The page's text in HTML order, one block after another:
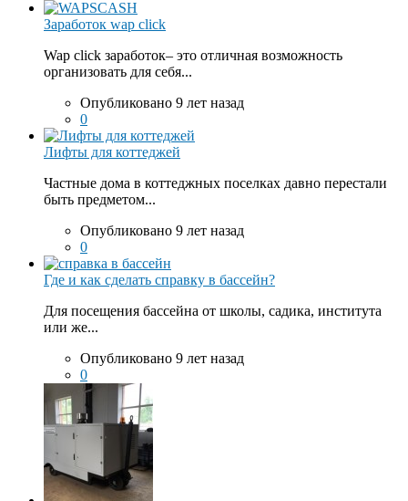
Заработок wap click
Wap click заработок– это отличная возможность
организовать для себя...
Опубликовано 9 лет назад
0
Лифты для коттеджей
Частные дома в коттеджных поселках давно перестали
быть предметом...
Опубликовано 9 лет назад
0
Где и как сделать справку в бассейн?
Для посещения бассейна от школы, садика, института
или же...
Опубликовано 9 лет назад
0